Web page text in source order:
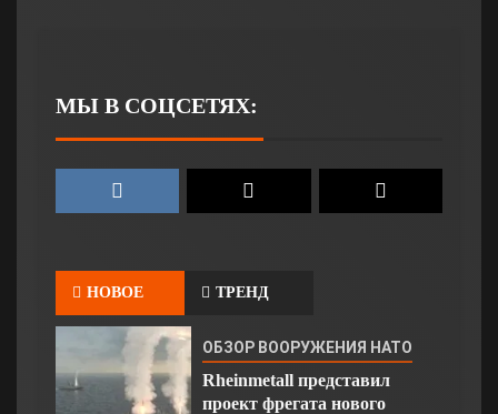
МЫ В СОЦСЕТЯХ:
НОВОЕ ТРЕНД
ОБЗОР ВООРУЖЕНИЯ НАТО
Rheinmetall представил
проект фрегата нового